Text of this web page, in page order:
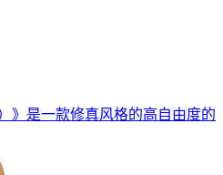
》是一款修真风格的高自由度的